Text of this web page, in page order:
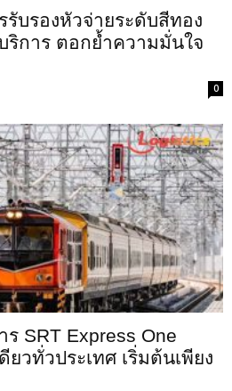
รับรองหัวจ่ายระดับสีทอง
การ ตอกย้ำความมั่นใจ
0
SRT Express One
ยวทั่วประเทศ เริ่มต้นเพียง